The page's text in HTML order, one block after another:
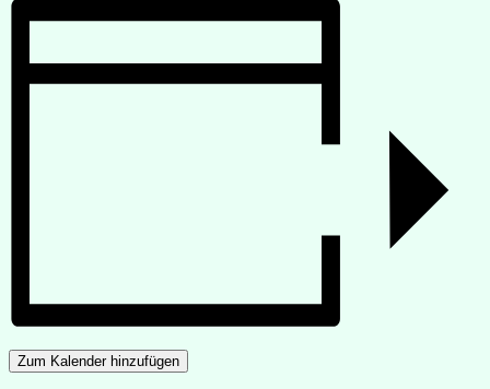
Zum Kalender hinzufügen